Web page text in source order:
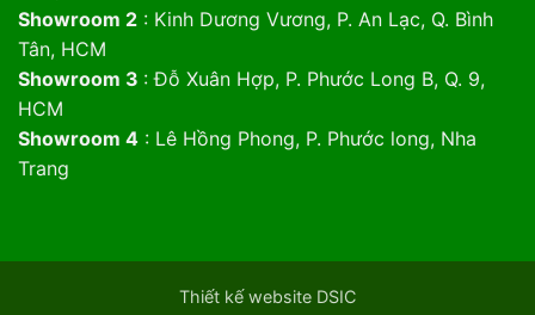
Showroom 2: Kinh Dương Vương, P. An Lạc, Q. Bình
Tân, HCM
Showroom 3 : Đỗ Xuân Hợp, P. Phước Long B, Q. 9,
HCM
Showroom 4: Lê Hồng Phong, P. Phước long, Nha
Trang
Thiết kế website DSIC